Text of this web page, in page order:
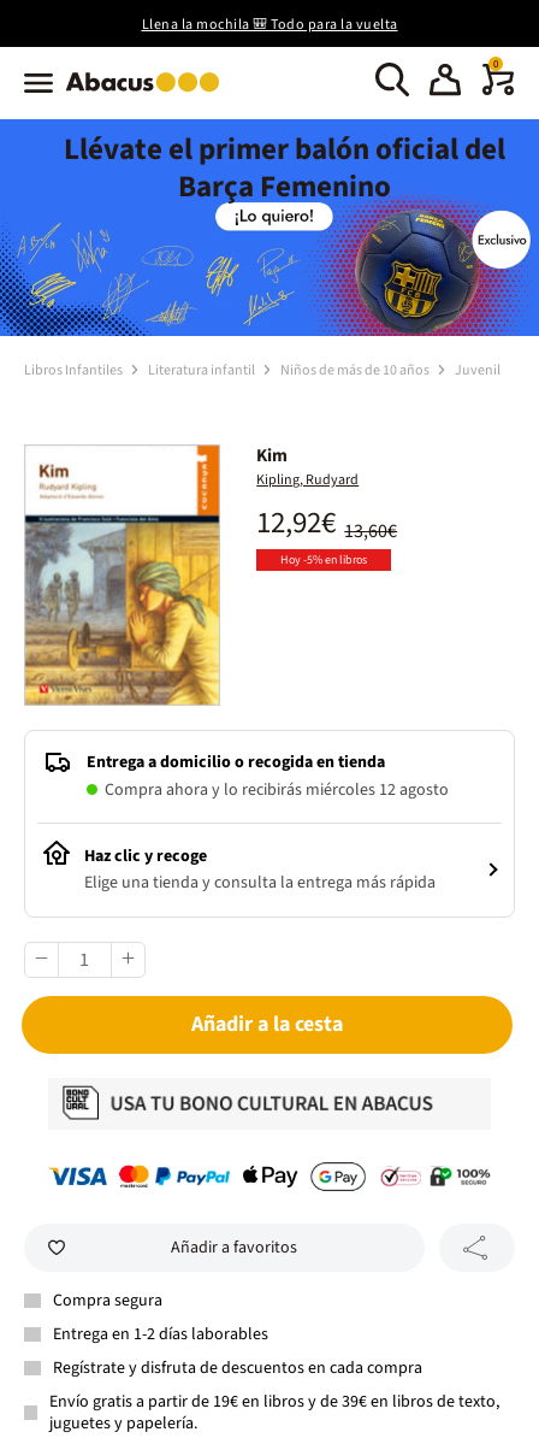
Llena la mochila 🎒 Todo para la vuelta
0
Llévate el primer balón oficial del
Barça Femenino
Libros Infantiles Literatura infantil Niños de más de 10 años Juvenil
Kim
Kipling, Rudyard
13,60€
12,92€
Hoy -5% en libros
Entrega a domicilio o recogida en tienda
Compra ahora y lo recibirás miércoles 12 agosto
Haz clic y recoge
Elige una tienda y consulta la entrega más rápida
Añadir a la cesta
Añadir a favoritos
Compra segura
Entrega en 1-2 días laborables
Regístrate y disfruta de descuentos en cada compra
Envío gratis a partir de 19€ en libros y de 39€ en libros de texto,
juguetes y papelería.